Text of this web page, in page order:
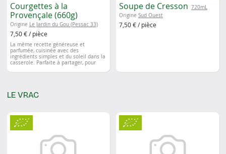
Courgettes à la
Provençale (660g)
Origine Le Jardin du Gou (Pessac 33)
7,50 € / pièce
La même recette généreuse et
parfumée, cuisinée avec des
ingrédients simples et du soleil dans la
casserole. Parfaite à partager, pour
personnes
👉 Produit par Nathan, notre collègue
du Jardin du Fou, à Pessac
Soupe de Cresson 720mL
Origine Sud Ouest
7,50 € / pièce
LE VRAC